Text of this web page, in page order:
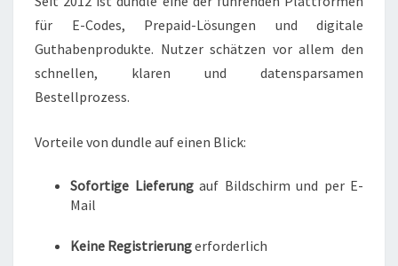
für E-Codes, Prepaid-Lösungen und digitale
Guthabenprodukte. Nutzer schätzen vor allem den
schnellen, klaren und datensparsamen
Bestellprozess.
Vorteile von dundle auf einen Blick:
Sofortige Lieferungauf Bildschirm und per E-
Mail
Keine Registrierungerforderlich